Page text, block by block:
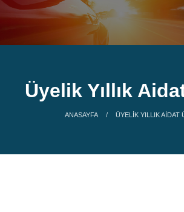
Üyelik Yıllık
ANASAYFA ÜYELIK YILLIK AIDAT